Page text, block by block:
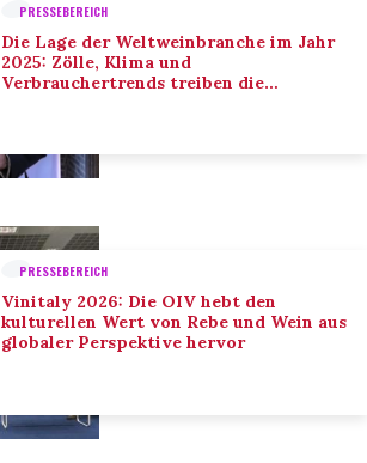
PRESSEBEREICH
Die Lage der Weltweinbranche im Jahr
2025: Zölle, Klima und
Verbrauchertrends treiben die
PRESSEBEREICH
Vinitaly 2026: Die OIV hebt den
kulturellen Wert von Rebe und Wein aus
globaler Perspektive hervor